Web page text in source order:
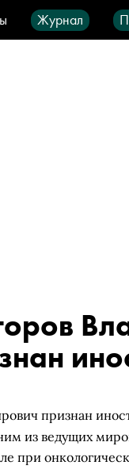
Журнал
Город IT-
признан
из ведущих
при